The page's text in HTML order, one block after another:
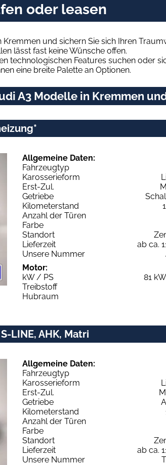
oder leasen
und sichern Sie sich Ihren
lässt fast keine Wünsche offen.
technologischen Features suchen oder
eine breite Palette an Optionen.
A3 Modelle in Kremmen
Allgemeine Daten:
Fahrzeugtyp
Karosserieform
Erst-Zul.
Getriebe
Kilometerstand
Anzahl der Türen
Farbe
Standort
Lieferzeit
ab ca.
Unsere Nummer
Motor:
kW / PS
81
Treibstoff
Hubraum
LINE, AHK, Matri
Allgemeine Daten:
Fahrzeugtyp
Karosserieform
Erst-Zul.
Getriebe
Kilometerstand
Anzahl der Türen
Farbe
Standort
Lieferzeit
ab ca.
Unsere Nummer